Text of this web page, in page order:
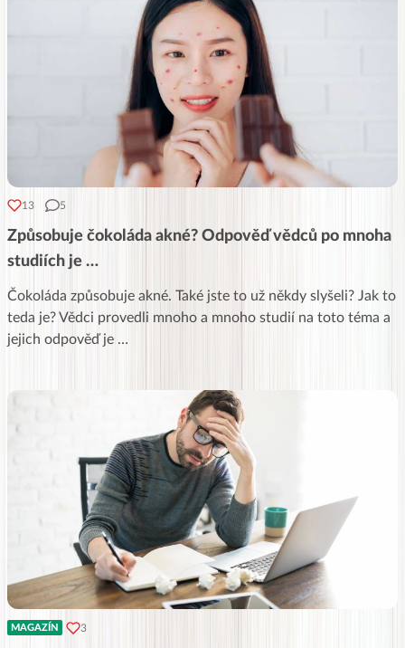
13 5
Způsobuje čokoláda akné? Odpověď vědců po mnoha
studiích je …
Čokoláda způsobuje akné. Také jste to už někdy slyšeli? Jak to
teda je? Vědci provedli mnoho a mnoho studií na toto téma a
jejich odpověď je …
MAGAZÍN 3